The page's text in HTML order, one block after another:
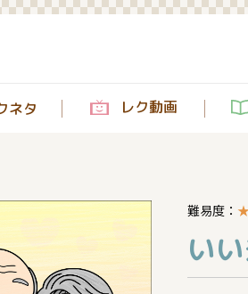
ネタ レク動画
難易度： ★
い